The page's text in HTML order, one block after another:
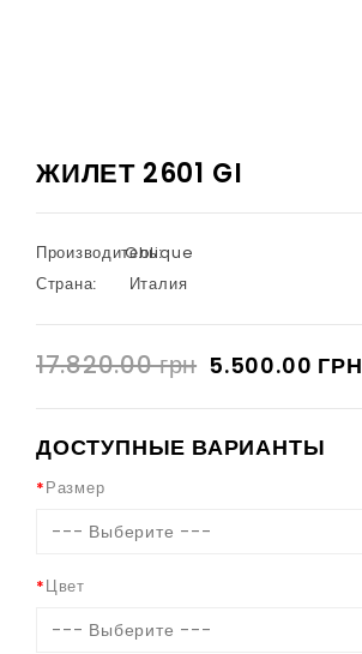
ЖИЛЕТ 2601 GI
Производитель:
Oblique
Страна:
Италия
17.820.00 грн 5.500.00 ГРН
ДОСТУПНЫЕ ВАРИАНТЫ
Размер
--- Выберите ---
Цвет
--- Выберите ---